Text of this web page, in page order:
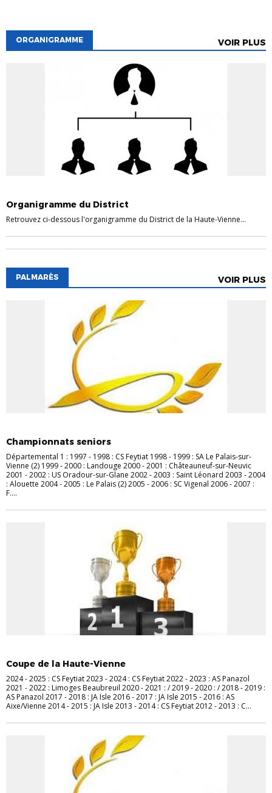
ORGANIGRAMME VOIR PLUS
Organigramme du District
Retrouvez ci-dessous l'organigramme du District de la Haute-Vienne...
PALMARÈS VOIR PLUS
Championnats seniors
Départemental 1 : 1997 - 1998 : CS Feytiat 1998 - 1999 : SA Le Palais-sur-
Vienne (2) 1999 - 2000 : Landouge 2000 - 2001 : Châteauneuf-sur-Neuvic
2001 - 2002 : US Oradour-sur-Glane 2002 - 2003 : Saint Léonard 2003 - 2004
: Alouette 2004 - 2005 : Le Palais (2) 2005 - 2006 : SC Vigenal 2006 - 2007 :
F....
Coupe de la Haute-Vienne
2024 - 2025 : CS Feytiat 2023 - 2024 : CS Feytiat 2022 - 2023 : AS Panazol
2021 - 2022 : Limoges Beaubreuil 2020 - 2021 : / 2019 - 2020 : / 2018 - 2019 :
AS Panazol 2017 - 2018 : JA Isle 2016 - 2017 : JA Isle 2015 - 2016 : AS
Aixe/Vienne 2014 - 2015 : JA Isle 2013 - 2014 : CS Feytiat 2012 - 2013 : C...